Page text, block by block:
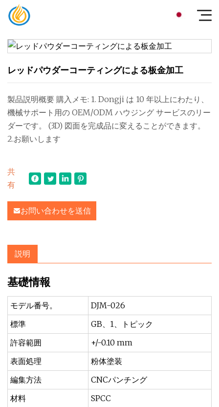
レッドパウダーコーティングによる板金加工
製品説明概要 購入メモ: 1. Dongji は 10 年以上にわたり、
機械サポート用の OEM/ODM ハウジング サービスのリー
ダーです。 (3D) 図面を完成品に変えることができます。
2.お願いします
共
有
お問い合わせを送信
説明
基礎情報
モデル番号。
DJM-026
標準
GB、1、トピック
許容範囲
+/-0.10 mm
表面処理
粉体塗装
編集方法
CNCパンチング
材料
SPCC